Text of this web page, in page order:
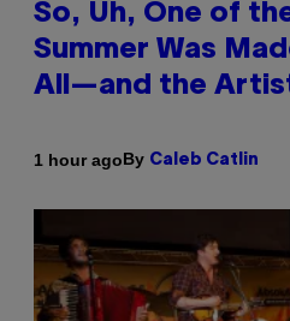
So, Uh, One of
Summer Was
All—and the
1 hour agoBy Caleb Catlin